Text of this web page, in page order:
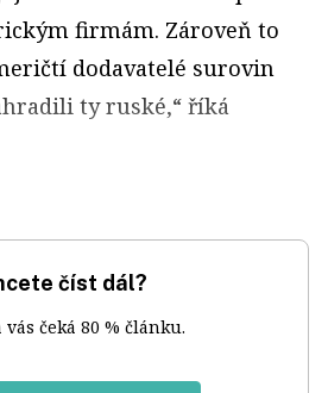
firmám. Zároveň to
dodavatelé surovin
ty ruské,“ říká
číst dál?
vás čeká 80 % článku.